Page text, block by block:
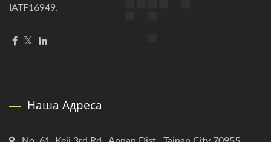
IATF16949.
Наша Адреса